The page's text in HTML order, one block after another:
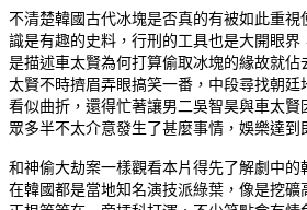
不清楚韓國古代冰塊是否真的有被如此重視
識是有趣的史料，行刑的工具也是大開眼界
是描述車太賢為何打算偷取冰塊的緣故就佔
太賢不時擠眉弄眼搞笑一番，中段尋找朝廷
看似曲折，還得忙著讓男二吳智昊與車太賢
眾多半不太介意發生了甚麼事情，娛樂達到
和神偷大劫案一樣觀看本片得先了解劇中的
在韓國都是當地知名演技派綠葉，像是挖礦